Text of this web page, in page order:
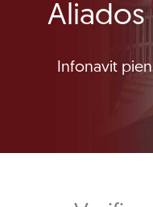
Aliados
Infonavit